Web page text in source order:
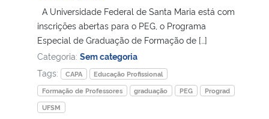
A Universidade Federal de Santa Maria está com
inscrições abertas para o PEG, o Programa
Especial de Graduação de Formação de […]
Categoria: Sem categoria
Tags:
CAPA
Educação Profissional
Formação de Professores
graduação PEG
Prograd
UFSM